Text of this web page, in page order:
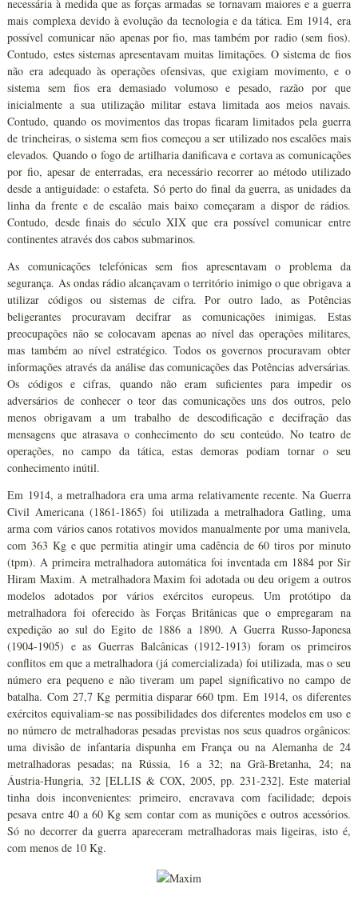
necessária à medida que as forças armadas se tornavam maiores e a guerra
mais complexa devido à evolução da tecnologia e da tática. Em 1914, era
possível comunicar não apenas por fio, mas também por radio (sem fios).
Contudo, estes sistemas apresentavam muitas limitações. O sistema de fios
não era adequado às operações ofensivas, que exigiam movimento, e o
sistema sem fios era demasiado volumoso e pesado, razão por que
inicialmente a sua utilização militar estava limitada aos meios navais.
Contudo, quando os movimentos das tropas ficaram limitados pela guerra
de trincheiras, o sistema sem fios começou a ser utilizado nos escalões mais
elevados. Quando o fogo de artilharia danificava e cortava as comunicações
por fio, apesar de enterradas, era necessário recorrer ao método utilizado
desde a antiguidade: o estafeta. Só perto do final da guerra, as unidades da
linha da frente e de escalão mais baixo começaram a dispor de rádios.
Contudo, desde finais do século XIX que era possível comunicar entre
continentes através dos cabos submarinos.
As comunicações telefónicas sem fios apresentavam o problema da
segurança. As ondas rádio alcançavam o território inimigo o que obrigava a
utilizar códigos ou sistemas de cifra. Por outro lado, as Potências
beligerantes procuravam decifrar as comunicações inimigas. Estas
preocupações não se colocavam apenas ao nível das operações militares,
mas também ao nível estratégico. Todos os governos procuravam obter
informações através da análise das comunicações das Potências adversárias.
Os códigos e cifras, quando não eram suficientes para impedir os
adversários de conhecer o teor das comunicações uns dos outros, pelo
menos obrigavam a um trabalho de descodificação e decifração das
mensagens que atrasava o conhecimento do seu conteúdo. No teatro de
operações, no campo da tática, estas demoras podiam tornar o seu
conhecimento inútil.
Em 1914, a metralhadora era uma arma relativamente recente. Na Guerra
Civil Americana (1861-1865) foi utilizada a metralhadora Gatling, uma
arma com vários canos rotativos movidos manualmente por uma manivela,
com 363 Kg e que permitia atingir uma cadência de 60 tiros por minuto
(tpm). A primeira metralhadora automática foi inventada em 1884 por Sir
Hiram Maxim. A metralhadora Maxim foi adotada ou deu origem a outros
modelos adotados por vários exércitos europeus. Um protótipo da
metralhadora foi oferecido às Forças Britânicas que o empregaram na
expedição ao sul do Egito de 1886 a 1890. A Guerra Russo-Japonesa
(1904-1905) e as Guerras Balcânicas (1912-1913) foram os primeiros
conflitos em que a metralhadora (já comercializada) foi utilizada, mas o seu
número era pequeno e não tiveram um papel significativo no campo de
batalha. Com 27,7 Kg permitia disparar 660 tpm. Em 1914, os diferentes
exércitos equivaliam-se nas possibilidades dos diferentes modelos em uso e
no número de metralhadoras pesadas previstas nos seus quadros orgânicos:
uma divisão de infantaria dispunha em França ou na Alemanha de 24
metralhadoras pesadas; na Rússia, 16 a 32; na Grã-Bretanha, 24; na
Áustria-Hungria, 32 [ELLIS & COX, 2005, pp. 231-232]. Este material
tinha dois inconvenientes: primeiro, encravava com facilidade; depois
pesava entre 40 a 60 Kg sem contar com as munições e outros acessórios.
Só no decorrer da guerra apareceram metralhadoras mais ligeiras, isto é,
com menos de 10 Kg.